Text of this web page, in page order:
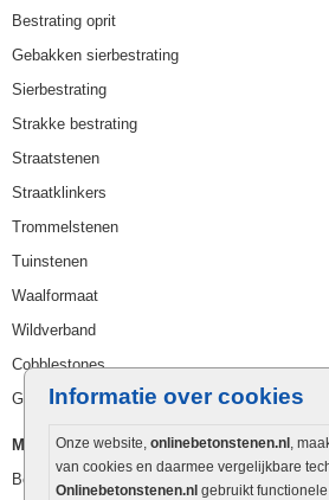
Informatie over cookies
Onze website, onlinebetonstenen.nl ,
van cookies en daarmee vergelijkbare
Onlinebetonstenen.nl gebruikt
Bestrating oprit
Gebakken sierbestrating
Sierbestrating
Strakke bestrating
Straatstenen
Straatklinkers
Trommelstenen
Tuinstenen
Waalformaat
Wildverband
Cobblestones
Getrommelde stenen
Muurelementen
Betonbielzen